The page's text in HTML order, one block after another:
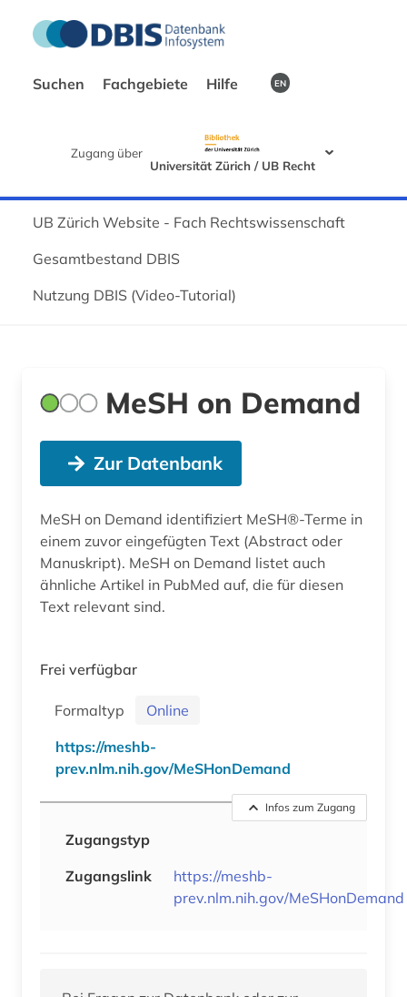
Suchen Fachgebiete Hilfe EN
Zugang über
Universität Zürich / UB Recht
UB Zürich Website - Fach Rechtswissenschaft
Gesamtbestand DBIS
Nutzung DBIS (Video-Tutorial)
MeSH on Demand
Zur Datenbank
MeSH on Demand identifiziert MeSH®-Terme in
einem zuvor eingefügten Text (Abstract oder
Manuskript). MeSH on Demand listet auch
ähnliche Artikel in PubMed auf, die für diesen
Text relevant sind.
Frei verfügbar
Formaltyp
Online
https://meshb-
prev.nlm.nih.gov/MeSHonDemand
Infos zum Zugang
Zugangstyp
Zugangslink
https://meshb-
prev.nlm.nih.gov/MeSHonDemand